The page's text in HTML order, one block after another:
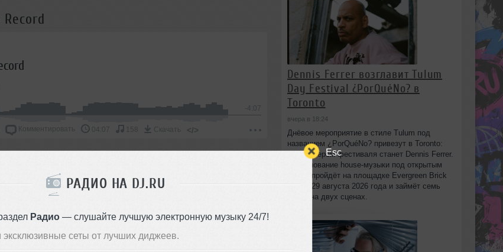
Esc
РАДИО НА DJ.RU
Радио— слушайте лучшую электронную музыку 24/7!
сеты от лучших диджеев.
-4:07
Комментировать 04:07 158 Скачать </>
ДРУЗЬЯМ
Dennis Ferrer возглавит Tulum
Day Festival ¿PorQuéNo? в
Toronto
вчера в 18:24
Днёвое мероприятие в стиле Tulum под
названием ¿PorQuéNo? привезут в Toronto:
хедлайнером фестиваля станет Dennis Ferrer.
Празднование house-музыки под открытым
небом пройдёт на площадке Evergreen Brick
Works 29 августа 2026 года и займёт семь
часов на двух сценах.